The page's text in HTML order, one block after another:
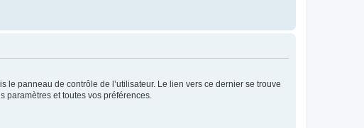
panneau de contrôle de l’utilisateur. Le lien vers ce dernier se trouve
paramètres et toutes vos préférences.